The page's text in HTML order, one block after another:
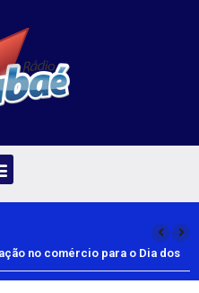
no comércio para o Dia dos